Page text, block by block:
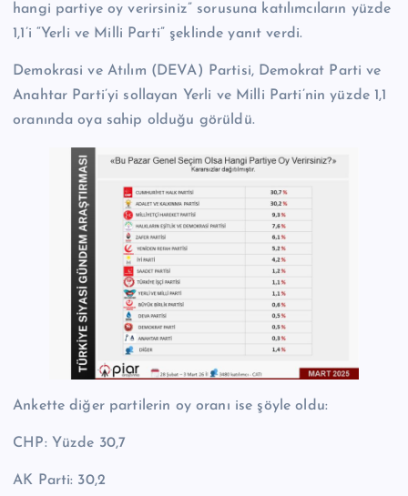
hangi partiye oy verirsiniz” sorusuna katılımcıların yüzde
1,1’i “Yerli ve Milli Parti” şeklinde yanıt verdi.
Demokrasi ve Atılım (DEVA) Partisi, Demokrat Parti ve
Anahtar Parti’yi sollayan Yerli ve Milli Parti’nin yüzde 1,1
oranında oya sahip olduğu görüldü.
Ankette diğer partilerin oy oranı ise şöyle oldu:
CHP: Yüzde 30,7
AK Parti: 30,2